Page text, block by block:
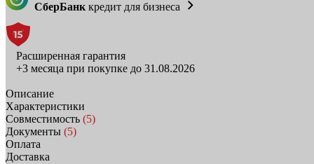
СберБанк кредит для бизнеса
Расширенная гарантия
+3 месяца при покупке до 31.08.2026
Описание
Характеристики
Совместимость (5)
Документы (5)
Оплата
Доставка